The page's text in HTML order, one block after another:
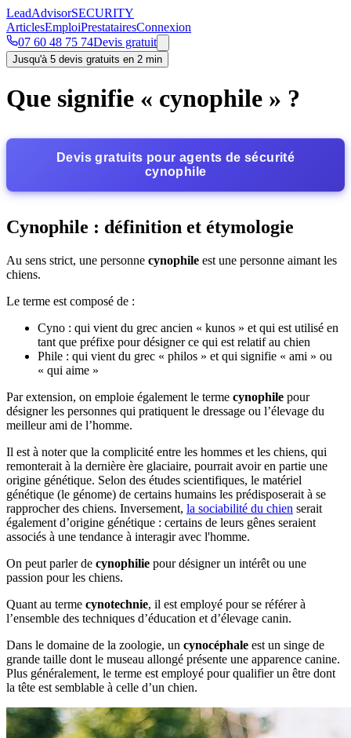
LeadAdvisorSECURITY
ArticlesEmploiPrestatairesConnexion
07 60 48 75 74Devis gratuit
Jusqu'à 5 devis gratuits en 2 min
Que signifie « cynophile » ?
Devis gratuits pour agents de sécurité
cynophile
Cynophile : définition et étymologie
Au sens strict, une personne cynophile est une personne aimant les
chiens.
Le terme est composé de :
Cyno : qui vient du grec ancien « kunos » et qui est utilisé en
tant que préfixe pour désigner ce qui est relatif au chien
Phile : qui vient du grec « philos » et qui signifie « ami » ou
« qui aime »
Par extension, on emploie également le terme cynophile pour
désigner les personnes qui pratiquent le dressage ou l’élevage du
meilleur ami de l’homme.
Il est à noter que la complicité entre les hommes et les chiens, qui
remonterait à la dernière ère glaciaire, pourrait avoir en partie une
origine génétique. Selon des études scientifiques, le matériel
génétique (le génome) de certains humains les prédisposerait à se
rapprocher des chiens. Inversement, la sociabilité du chien serait
également d’origine génétique : certains de leurs gênes seraient
associés à une tendance à interagir avec l'homme.
On peut parler de cynophilie pour désigner un intérêt ou une
passion pour les chiens.
Quant au terme cynotechnie, il est employé pour se référer à
l’ensemble des techniques d’éducation et d’élevage canin.
Dans le domaine de la zoologie, un cynocéphale est un singe de
grande taille dont le museau allongé présente une apparence canine.
Plus généralement, le terme est employé pour qualifier un être dont
la tête est semblable à celle d’un chien.